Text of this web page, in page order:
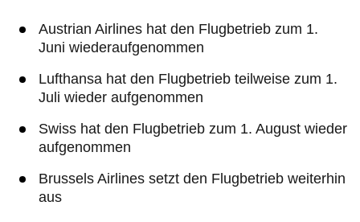
Austrian Airlines hat den Flugbetrieb zum 1.
Juni wiederaufgenommen
Lufthansa hat den Flugbetrieb teilweise zum 1.
Juli wieder aufgenommen
Swiss hat den Flugbetrieb zum 1. August wieder
aufgenommen
Brussels Airlines setzt den Flugbetrieb weiterhin
aus